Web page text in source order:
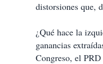
distorsiones que,
¿Qué hace la
ganancias
Congreso, el